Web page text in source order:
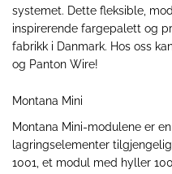
systemet. Dette fleksible,
inspirerende fargepalett og
fabrikk i Danmark. Hos oss
og Panton Wire!
Montana Mini
Montana Mini-modulene er
lagringselementer
1001 , et modul med hyller